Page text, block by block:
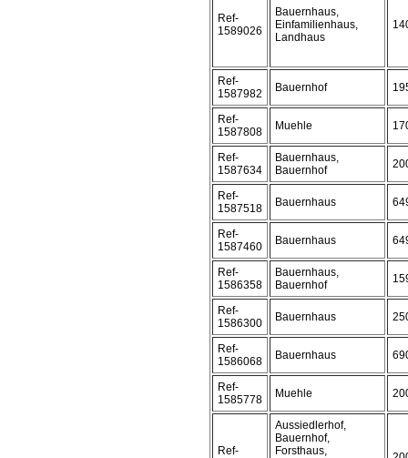
Ref-
1589026
Bauernhaus,
Einfamilienhaus,
Landhaus
Ref-
1587982
Bauernhof
Ref-
1587808
Muehle
Ref-
1587634
Bauernhaus,
Bauernhof
Ref-
1587518
Bauernhaus
Ref-
1587460
Bauernhaus
Ref-
1586358
Bauernhaus,
Bauernhof
Ref-
1586300
Bauernhaus
Ref-
1586068
Bauernhaus
Ref-
1585778
Muehle
Ref-
Aussiedlerhof,
Bauernhof,
Forsthaus,